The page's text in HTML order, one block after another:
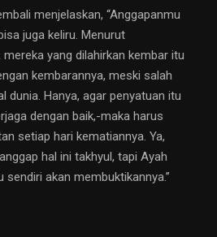
menjelaskan, “Anggapanmu
juga keliru. Menurut
yang dilahirkan kembar itu
kembarannya, meski salah
dunia. Hanya, agar penyatuan itu
dengan baik,-maka harus
setiap hari kematiannya. Ya,
hal ini takhyul, tapi Ayah
akan membuktikannya.”